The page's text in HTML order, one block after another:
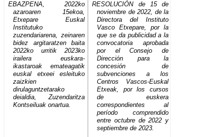
EBAZPENA, 2022ko
azaroaren 15ekoa,
Etxepare Euskal
Institutuko
zuzendariarena, zeinaren
bidez argitaratzen baita
2022ko urritik 2023ko
irailera euskara-
ikastaroak emateagatik
euskal etxeei esleituko
zaizkien
dirulaguntzetarako
deialdia, Zuzendaritza
Kontseiluak onartua.
RESOLUCIÓN de 15 de
noviembre de 2022, de la
Directora del Instituto
Vasco Etxepare, por la
que se da publicidad a la
convocatoria aprobada
por el Consejo de
Dirección para la
concesión de
subvenciones a los
Centros Vascos-Euskal
Etxeak, por los cursos
de euskera
correspondientes al
período comprendido
entre octubre de 2022 y
septiembre de 2023.